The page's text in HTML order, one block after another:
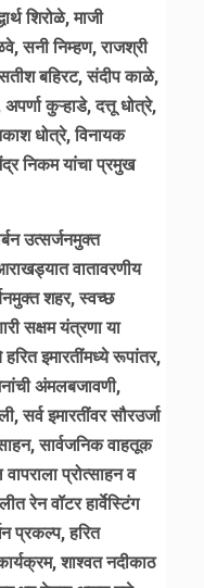
शिरोळे, माजी
सनी निम्हण, राजश्री
बहिरट, संदीप काळे,
कुऱ्हाडे, दत्तू धोत्रे,
धोत्रे, विनायक
निकम यांचा प्रमुख
उत्सर्जनमुक्त
वातावरणीय
शहर, स्वच्छ
सक्षम यंत्रणा या
इमारतींमध्ये रूपांतर,
अंमलबजावणी,
सर्व इमारतींवर सौरउर्जा
सार्वजनिक वाहतूक
प्रोत्साहन व
रेन वॉटर हार्वेस्टिंग
प्रकल्प, हरित
शाश्वत नदीकाठ